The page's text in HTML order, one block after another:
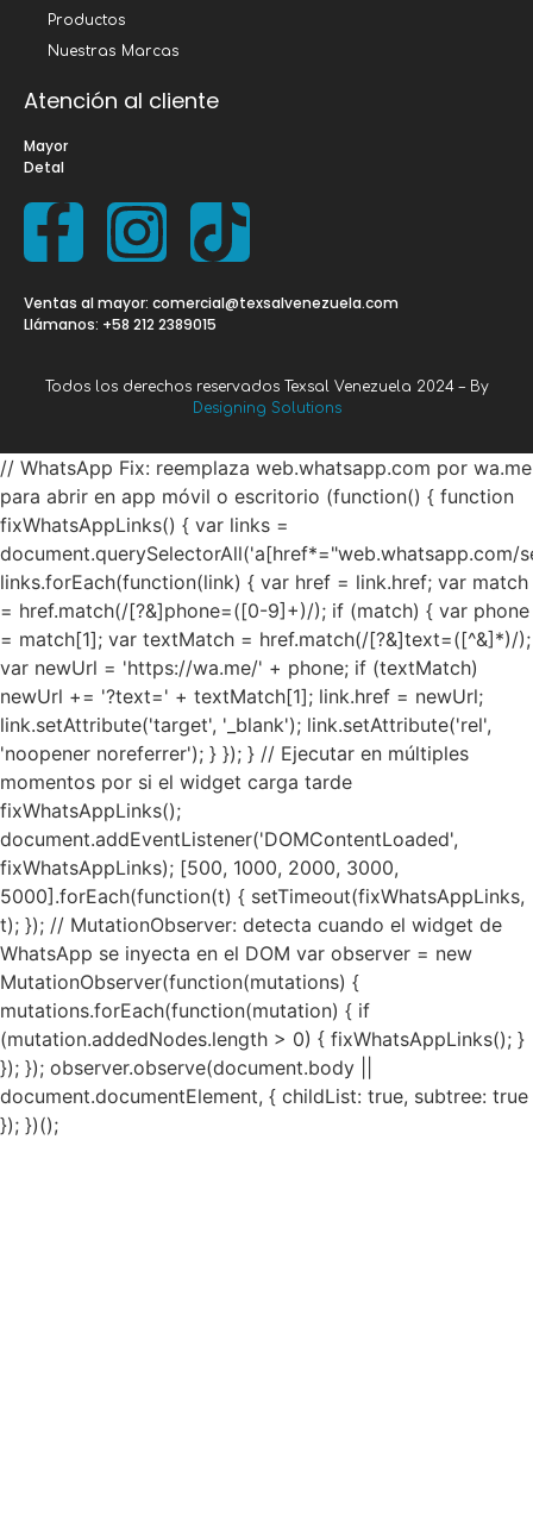
Productos
Nuestras Marcas
Atención al cliente
Mayor
Detal
Ventas al mayor: comercial@texsalvenezuela.com
Llámanos: +58 212 2389015
Todos los derechos reservados Texsal Venezuela 2024 – By
Designing Solutions
// WhatsApp Fix: reemplaza web.whatsapp.com por wa.me
para abrir en app móvil o escritorio (function() { function
fixWhatsAppLinks() { var links =
document.querySelectorAll('a[href*="web.whatsapp.com/
links.forEach(function(link) { var href = link.href; var match
= href.match(/[?&]phone=([0-9]+)/); if (match) { var phone
= match[1]; var textMatch = href.match(/[?&]text=([^&]*)/);
var newUrl = 'https://wa.me/' + phone; if (textMatch)
newUrl += '?text=' + textMatch[1]; link.href = newUrl;
link.setAttribute('target', '_blank'); link.setAttribute('rel',
'noopener noreferrer'); } }); } // Ejecutar en múltiples
momentos por si el widget carga tarde
fixWhatsAppLinks();
document.addEventListener('DOMContentLoaded',
fixWhatsAppLinks); [500, 1000, 2000, 3000,
5000].forEach(function(t) { setTimeout(fixWhatsAppLinks,
t); }); // MutationObserver: detecta cuando el widget de
WhatsApp se inyecta en el DOM var observer = new
MutationObserver(function(mutations) {
mutations.forEach(function(mutation) { if
(mutation.addedNodes.length > 0) { fixWhatsAppLinks(); }
}); }); observer.observe(document.body ||
document.documentElement, { childList: true, subtree: true
}); })();